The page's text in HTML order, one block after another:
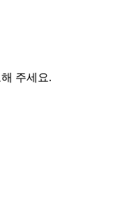
주세요.